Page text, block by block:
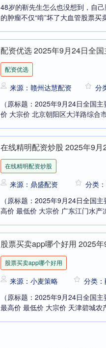
48岁的靳先生怎么也没想到，自
的肿瘤不仅“啃”坏了大血管股票
配资优选 2025年9月24日全
配资优选
来源：赣州达慧配资 分
（原标题：2025年9月24日全国
价 大宗价 北京朝阳区大洋路综合
在线精明配资炒股 2025年9
在线精明配资炒股
来源：鼎盛配资 分类
（原标题：2025年9月24日全国
高价 最低价 大宗价 广东江门水
股票买卖app哪个好用 2025
股票买卖app哪个好用
来源：小麦策略 分类
（原标题：2025年9月24日全国
最高价 最低价 大宗价 天津碧城